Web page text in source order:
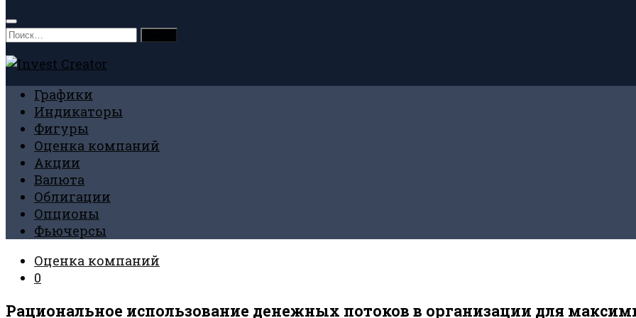
Найти:
Графики
Индикаторы
Фигуры
Оценка компаний
Акции
Валюта
Облигации
Опционы
Фьючерсы
Оценка компаний
0
Рациональное использование денежных потоков в организации для